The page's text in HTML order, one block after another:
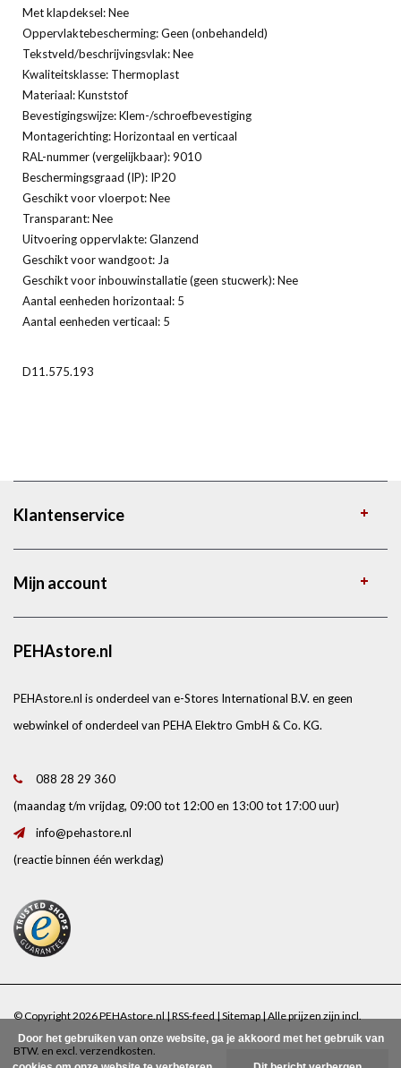
Met klapdeksel: Nee
Oppervlaktebescherming: Geen (onbehandeld)
Tekstveld/beschrijvingsvlak: Nee
Kwaliteitsklasse: Thermoplast
Materiaal: Kunststof
Bevestigingswijze: Klem-/schroefbevestiging
Montagerichting: Horizontaal en verticaal
RAL-nummer (vergelijkbaar): 9010
Beschermingsgraad (IP): IP20
Geschikt voor vloerpot: Nee
Transparant: Nee
Uitvoering oppervlakte: Glanzend
Geschikt voor wandgoot: Ja
Geschikt voor inbouwinstallatie (geen stucwerk): Nee
Aantal eenheden horizontaal: 5
Aantal eenheden verticaal: 5
D11.575.193
Klantenservice
Mijn account
PEHAstore.nl
PEHAstore.nl is onderdeel van e-Stores International B.V. en geen
webwinkel of onderdeel van PEHA Elektro GmbH & Co. KG.
088 28 29 360
(maandag t/m vrijdag, 09:00 tot 12:00 en 13:00 tot 17:00 uur)
info@pehastore.nl
(reactie binnen één werkdag)
© Copyright 2026 PEHAstore.nl | RSS-feed | Sitemap | Alle prijzen zijn incl.
BTW. en excl. verzendkosten
Door het gebruiken van onze website, ga je akkoord met het gebruik van